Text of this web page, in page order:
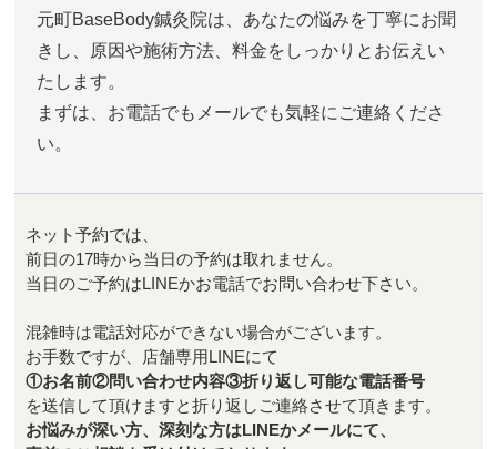
元町BaseBody鍼灸院は、あなたの悩みを丁寧にお聞
きし、原因や施術方法、料金をしっかりとお伝えい
たします。
まずは、お電話でもメールでも気軽にご連絡くださ
い。
ネット予約では、
前日の17時から当日の予約は取れません。
当日のご予約はLINEかお電話でお問い合わせ下さい。
混雑時は電話対応ができない場合がございます。
お手数ですが、店舗専用LINEにて
①お名前②問い合わせ内容③折り返し可能な電話番号
を送信して頂けますと折り返しご連絡させて頂きます。
お悩みが深い方、深刻な方はLINEかメールにて、